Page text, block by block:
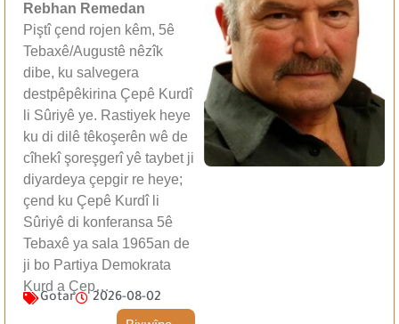
Rebhan Remedan
Piştî çend rojen kêm, 5ê
Tebaxê/Augustê nêzîk
dibe, ku salvegera
destpêpêkirina Çepê Kurdî
li Sûriyê ye. Rastiyek heye
ku di dilê têkoşerên wê de
cîhekî şoreşgerî yê taybet ji
diyardeya çepgir re heye;
çend ku Çepê Kurdî li
Sûriyê di konferansa 5ê
Tebaxê ya sala 1965an de
ji bo Partiya Demokrata
Kurd a Çep…
Gotar 2026-08-02